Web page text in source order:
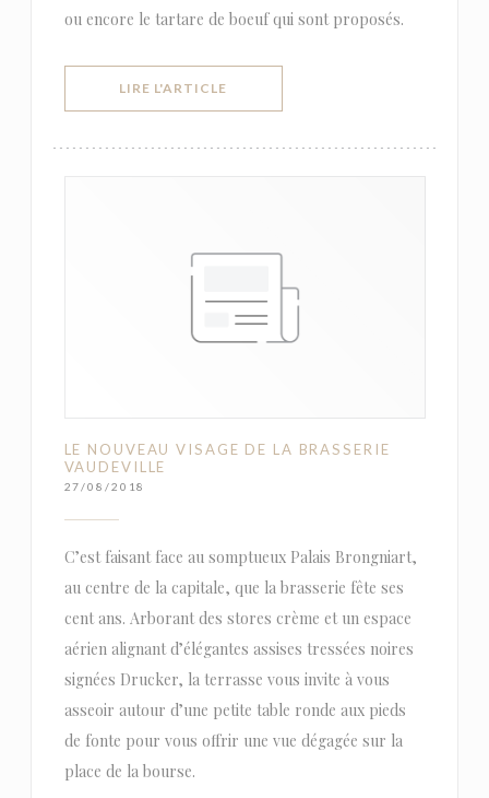
ou encore le tartare de boeuf qui sont proposés.
LIRE L'ARTICLE
LE NOUVEAU VISAGE DE LA BRASSERIE
VAUDEVILLE
27/08/2018
C’est faisant face au somptueux Palais Brongniart,
au centre de la capitale, que la brasserie fête ses
cent ans. Arborant des stores crème et un espace
aérien alignant d’élégantes assises tressées noires
signées Drucker, la terrasse vous invite à vous
asseoir autour d’une petite table ronde aux pieds
de fonte pour vous offrir une vue dégagée sur la
place de la bourse.